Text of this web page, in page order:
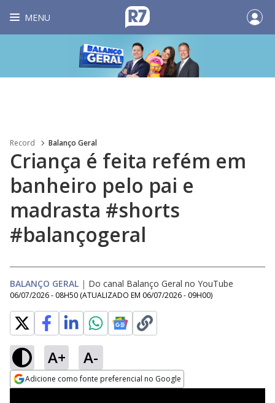
MENU
Record Balanço Geral
Criança é feita refém em
banheiro pelo pai e
madrasta #shorts
#balançogeral
BALANÇO GERAL | Do canal Balanço Geral no YouTube
06/07/2026 - 08H50 (ATUALIZADO EM 06/07/2026 - 09H00)
A+ A-
Adicione como fonte preferencial no Google